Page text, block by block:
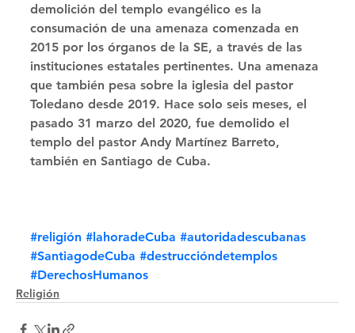
demolición del templo evangélico es la
consumación de una amenaza comenzada en
2015 por los órganos de la SE, a través de las
instituciones estatales pertinentes. Una amenaza
que también pesa sobre la iglesia del pastor
Toledano desde 2019. Hace solo seis meses, el
pasado 31 marzo del 2020, fue demolido el
templo del pastor Andy Martínez Barreto,
también en Santiago de Cuba.
#religión #lahoradeCuba #autoridadescubanas
#SantiagodeCuba #destruccióndetemplos
#DerechosHumanos
Religión